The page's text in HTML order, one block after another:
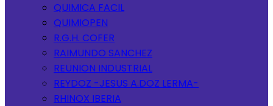
QUIMICA FACIL
QUIMIOPEN
R.G.H. COFER
RAIMUNDO SANCHEZ
REUNION INDUSTRIAL
REYDOZ -JESUS A.DOZ LERMA-
RHINOX IBERIA